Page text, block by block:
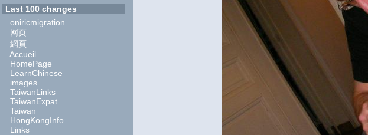
Last 100 changes
oniricmigration
网页
網頁
Accueil
HomePage
LearnChinese
images
TaiwanLinks
TaiwanExpat
Taiwan
HongKongInfo
Links